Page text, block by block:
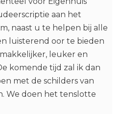
aan het
naast u te helpen bij alle
luisterend oor te bieden
leuker en
komende tijd zal ik dan
met de schilders van
We doen het tenslotte